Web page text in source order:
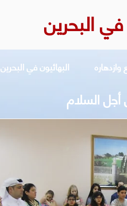
في البحرين
البهائيون في البحرين
أجل السلام